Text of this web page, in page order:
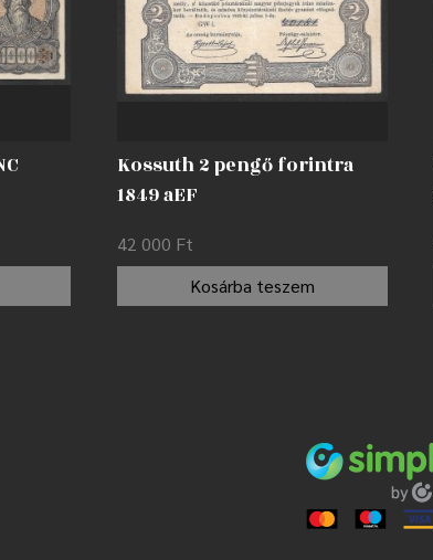
Kossuth 2 pengő forintra
1849 aEF
42 000 Ft
Kosárba teszem